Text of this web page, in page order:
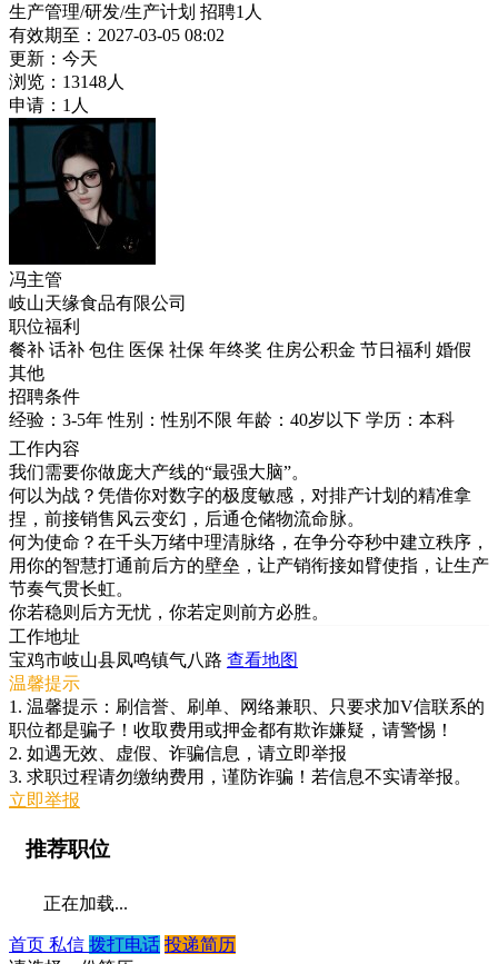
生产管理/研发/生产计划 招聘1人
有效期至：2027-03-05 08:02
更新：今天
浏览：13148人
申请：1人
冯主管
岐山天缘食品有限公司
职位福利
餐补 话补 包住 医保 社保 年终奖 住房公积金 节日福利 婚假
其他
招聘条件
经验：3-5年 性别：性别不限 年龄：40岁以下 学历：本科
工作内容
我们需要你做庞大产线的“最强大脑”。
何以为战？凭借你对数字的极度敏感，对排产计划的精准拿
捏，前接销售风云变幻，后通仓储物流命脉。
何为使命？在千头万绪中理清脉络，在争分夺秒中建立秩序，
用你的智慧打通前后方的壁垒，让产销衔接如臂使指，让生产
节奏气贯长虹。
你若稳则后方无忧，你若定则前方必胜。
工作地址
宝鸡市岐山县凤鸣镇气八路 查看地图
温馨提示
1. 温馨提示：刷信誉、刷单、网络兼职、只要求加V信联系的
职位都是骗子！收取费用或押金都有欺诈嫌疑，请警惕！
2. 如遇无效、虚假、诈骗信息，请立即举报
3. 求职过程请勿缴纳费用，谨防诈骗！若信息不实请举报。
立即举报
推荐职位
正在加载...
首页 私信 拨打电话 投递简历